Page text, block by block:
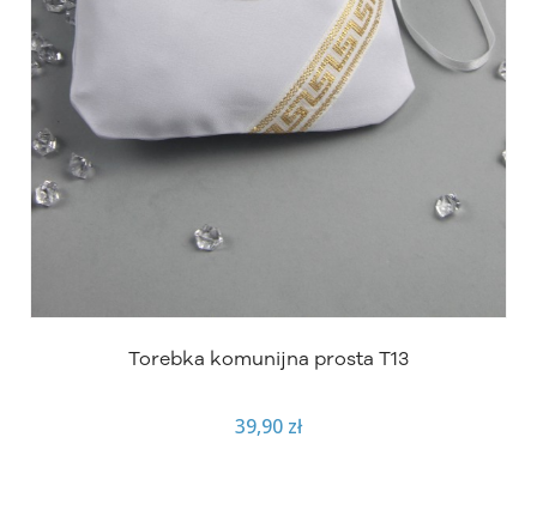
Torebka komunijna prosta T13
39,90 zł